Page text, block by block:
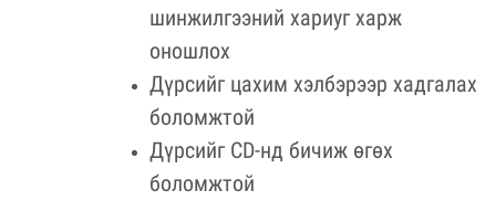
шинжилгээний хариуг харж
оношлох
Дүрсийг цахим хэлбэрээр хадгалах
боломжтой
Дүрсийг CD-нд бичиж өгөх
боломжтой